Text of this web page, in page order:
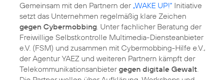
Gemeinsam mit den Partnern der „WAKE UP!“ Initiative
setzt das Unternehmen regelmäßig klare Zeichen
gegen Cybermobbing. Unter fachlicher Beratung der
Freiwillige Selbstkontrolle Multimedia-Diensteanbieter
e.V. (FSM) und zusammen mit Cybermobbing-Hilfe e.V.,
der Agentur YAEZ und weiteren Partnern kämpft der
Telekommunikationsanbietergegen digitale Gewalt.